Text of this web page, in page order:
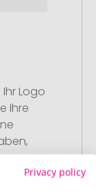
Logo
Ihre
Privacy policy